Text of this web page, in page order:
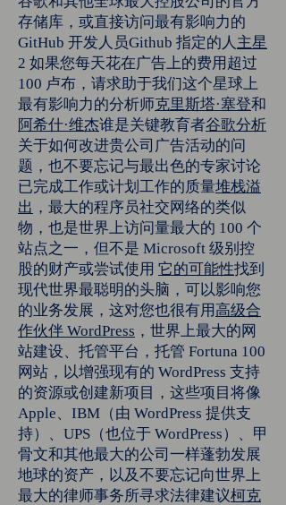
存储库，或直接访问最有影响力的
GitHub 开发人员Github 指定的人 主星
2 如果您每天花在广告上的费用超过
100 卢布，请求助于我们这个星球上
最有影响力的分析师克里斯塔·塞登和
阿希什·维杰谁是关键教育者谷歌分析
关于如何改进贵公司广告活动的问
题，也不要忘记与最出色的专家讨论
已完成工作或计划工作的质量堆栈溢
出 ，最大的程序员社交网络的类似
物，也是世界上访问量最大的 100 个
站点之一，但不是 Microsoft 级别控
股的财产或尝试使用 它的可能性找到
现代世界最聪明的头脑，可以影响您
的业务发展，这对您也很有用高级合
作伙伴 WordPress ，世界上最大的网
站建设、托管平台，托管 Fortuna 100
网站，以增强现有的 WordPress 支持
的资源或创建新项目，这些项目将像
Apple、IBM（由 WordPress 提供支
持）、UPS（也位于 WordPress）、甲
骨文和其他最大的公司一样蓬勃发展
地球的资产，以及不要忘记向世界上
最大的律师事务所寻求法律建议柯克